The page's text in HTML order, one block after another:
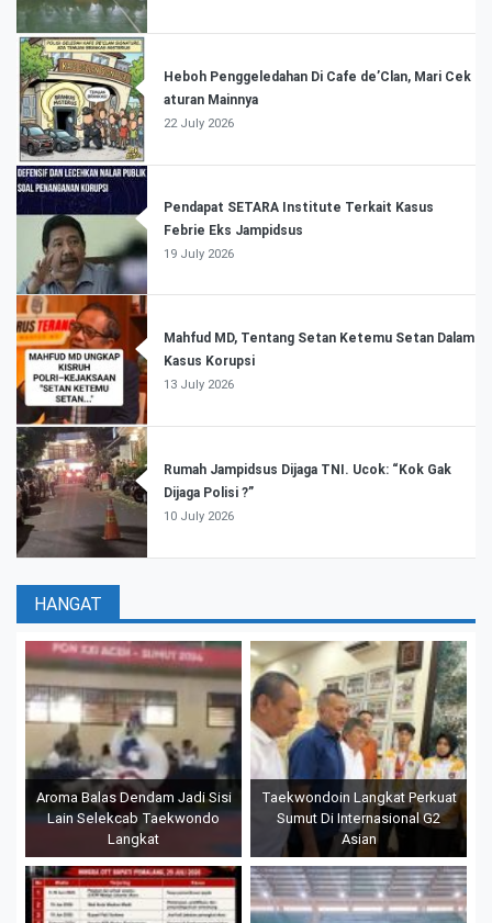
Heboh Penggeledahan Di Cafe de’Clan, Mari Cek
aturan Mainnya
22 July 2026
Pendapat SETARA Institute Terkait Kasus
Febrie Eks Jampidsus
19 July 2026
Mahfud MD, Tentang Setan Ketemu Setan Dalam
Kasus Korupsi
13 July 2026
Rumah Jampidsus Dijaga TNI. Ucok: “Kok Gak
Dijaga Polisi ?”
10 July 2026
HANGAT
Aroma Balas Dendam Jadi Sisi
Lain Selekcab Taekwondo
Langkat
Taekwondoin Langkat Perkuat
Sumut Di Internasional G2
Asian